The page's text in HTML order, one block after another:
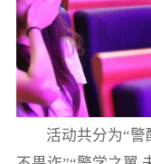
活动共分为“警